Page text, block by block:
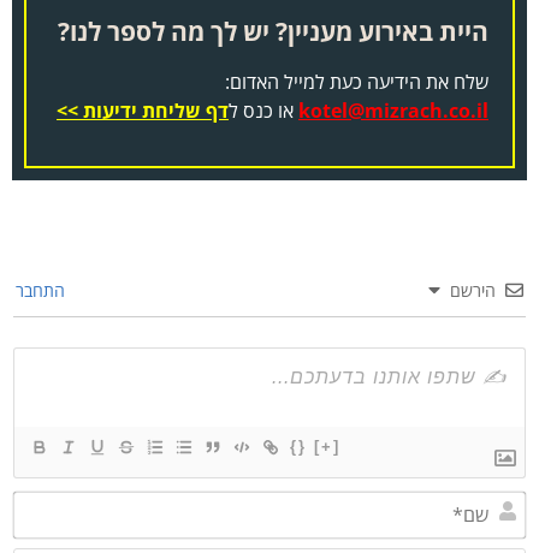
היית באירוע מעניין? יש לך מה לספר לנו?
שלח את הידיעה כעת למייל האדום:
kotel@mizrach.co.ilאו כנס לדף שליחת ידיעות >>
הירשם התחבר
{}